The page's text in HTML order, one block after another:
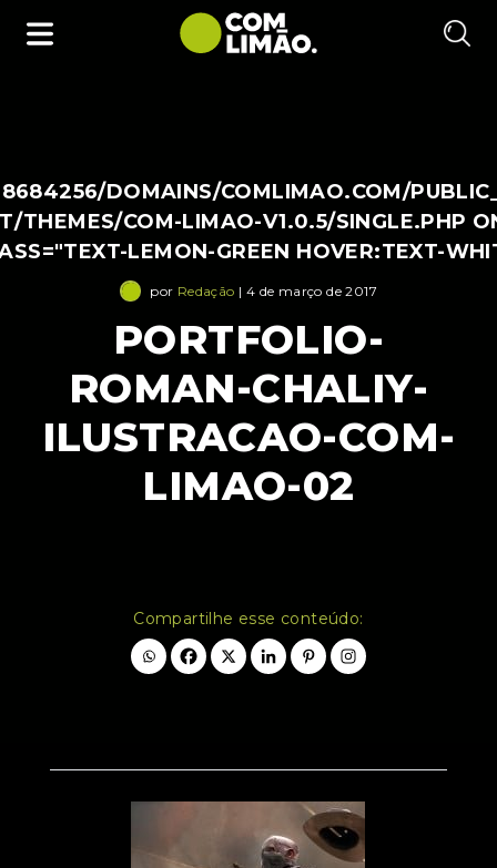
DOMAINS/COMLIMAO.COM/
THEMES/COM-LIMAO-V1.0.5/SINGLE.PHP
LEMON-GREEN HOVER:TEXT-
por Redação | 4 de março de 2017
PORTFOLIO-
ROMAN-CHALIY-
ILUSTRACAO-COM-
LIMAO-02
Compartilhe esse conteúdo: